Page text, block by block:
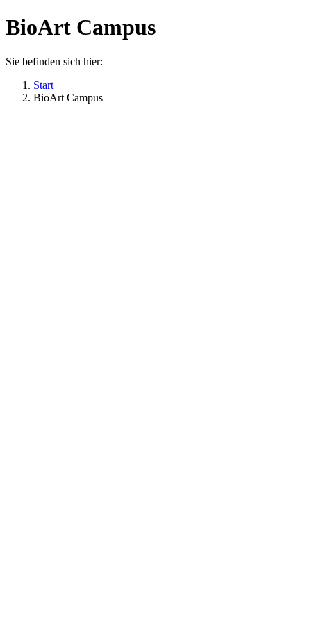
BioArt Campus
Sie befinden sich hier:
Start
BioArt Campus